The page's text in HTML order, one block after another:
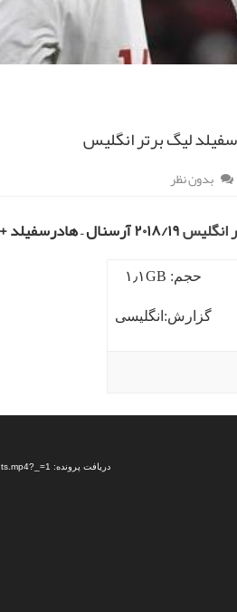
لیگ برتر انگلیس
بدون نظر
انگلیس
حجم: ۱٫۱GB
گزارش:انگلیسی
دریافت پرونده: https://dl.sportdownload.ir/video/football/97.09/Arsenal%20vs%20Huddersfield%20Town%20Highlights.mp4?_=1